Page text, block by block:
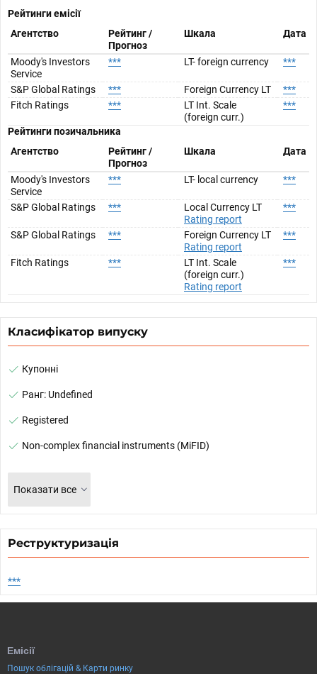
Рейтинги емісії
Агентство
Рейтинг /
Прогноз
Шкала Дата
Moody's Investors
Service
*** LT- foreign currency ***
S&P Global Ratings *** Foreign Currency LT
***
Fitch Ratings
***
LT Int. Scale
(foreign curr.)
***
Рейтинги позичальника
Агентство
Рейтинг /
Прогноз
Шкала Дата
Moody's Investors
Service
*** LT- local currency ***
S&P Global Ratings ***
Local Currency LT
Rating report
***
S&P Global Ratings ***
Foreign Currency LT
Rating report
***
Fitch Ratings ***
LT Int. Scale
(foreign curr.)
Rating report
***
Класифікатор випуску
Купонні
Ранг: Undefined
Registered
Non-complex financial instruments (MiFID)
Показати все
Реструктуризація
***
Емісії
Пошук облігацій & Карти ринку